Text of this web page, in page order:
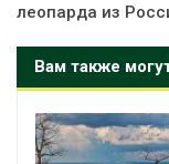
леопарда из
Вам также